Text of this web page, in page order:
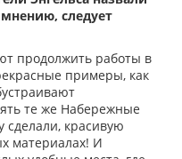
следует
продолжить работы в
примеры, как
те же Набережные
красивую
материалах! И